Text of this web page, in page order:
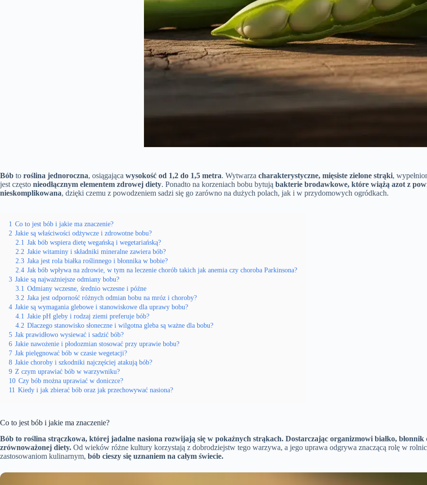
Bób to roślina jednoroczna, osiągająca wysokość od 1,2 do 1,5 metra. Wytwarza charakterystyczne, mięsiste zielone strąki,
jest często nieodłącznym elementem zdrowej diety. Ponadto na korzeniach bobu bytują bakterie brodawkowe, które wiążą azot z
nieskomplikowana, dzięki czemu z powodzeniem sadzi się go zarówno na dużych polach, jak i w przydomowych ogródkach.
1 Co to jest bób i jakie ma znaczenie?
2 Jakie są właściwości odżywcze i zdrowotne bobu?
2.1 Jak bób wspiera dietę wegańską i wegetariańską?
2.2 Jakie witaminy i składniki mineralne zawiera bób?
2.3 Jaka jest rola białka roślinnego i błonnika w bobie?
2.4 Jak bób wpływa na zdrowie, w tym na leczenie chorób takich jak anemia czy choroba Parkinsona?
3 Jakie są najważniejsze odmiany bobu?
3.1 Odmiany wczesne, średnio wczesne i późne
3.2 Jaka jest odporność różnych odmian bobu na mróz i choroby?
4 Jakie są wymagania glebowe i stanowiskowe dla uprawy bobu?
4.1 Jakie pH gleby i rodzaj ziemi preferuje bób?
4.2 Dlaczego stanowisko słoneczne i wilgotna gleba są ważne dla bobu?
5 Jak prawidłowo wysiewać i sadzić bób?
6 Jakie nawożenie i płodozmian stosować przy uprawie bobu?
7 Jak pielęgnować bób w czasie wegetacji?
8 Jakie choroby i szkodniki najczęściej atakują bób?
9 Z czym uprawiać bób w warzywniku?
10 Czy bób można uprawiać w doniczce?
11 Kiedy i jak zbierać bób oraz jak przechowywać nasiona?
Co to jest bób i jakie ma znaczenie?
Bób to roślina strączkowa, której jadalne nasiona rozwijają się w pokaźnych strąkach. Dostarczając organizmowi białko,
zrównoważonej diety. Od wieków różne kultury korzystają z dobrodziejstw tego warzywa, a jego uprawa odgrywa znaczącą rolę w
zastosowaniom kulinarnym, bób cieszy się uznaniem na całym świecie.